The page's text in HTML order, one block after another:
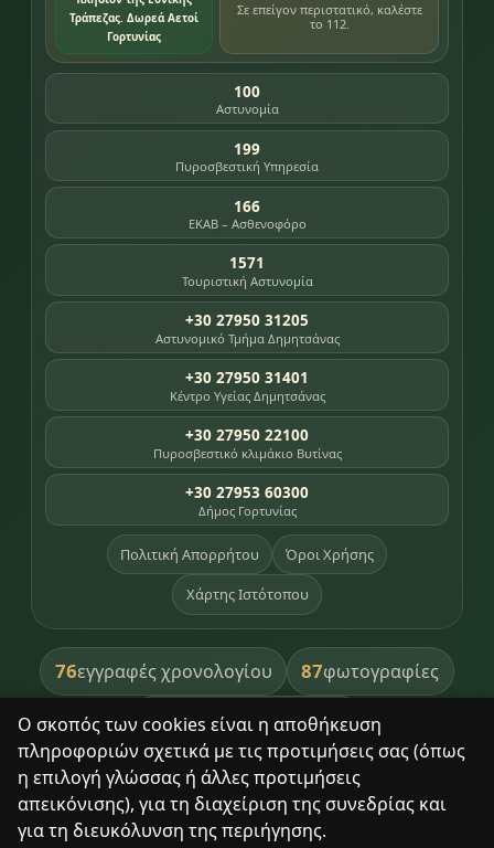
Ο σκοπός των cookies είναι η αποθήκευση
πληροφοριών σχετικά με τις προτιμήσεις σας (όπως
η επιλογή γλώσσας ή άλλες προτιμήσεις
απεικόνισης), για τη διαχείριση της συνεδρίας και
για τη διευκόλυνση της περιήγησης.
Τράπεζας. Δωρεά Αετοί
Γορτυνίας
Σε επείγον περιστατικό, καλέστε
το 112.
100
Αστυνομία
199
Πυροσβεστική Υπηρεσία
166
ΕΚΑΒ – Ασθενοφόρο
1571
Τουριστική Αστυνομία
+30 27950 31205
Αστυνομικό Τμήμα Δημητσάνας
+30 27950 31401
Κέντρο Υγείας Δημητσάνας
+30 27950 22100
Πυροσβεστικό κλιμάκιο Βυτίνας
+30 27953 60300
Δήμος Γορτυνίας
Πολιτική Απορρήτου Όροι Χρήσης
Χάρτης Ιστότοπου
76εγγραφές χρονολογίου 87φωτογραφίες
391βιβλία βιβλιοθήκης
8σημεία κληρονομιάς